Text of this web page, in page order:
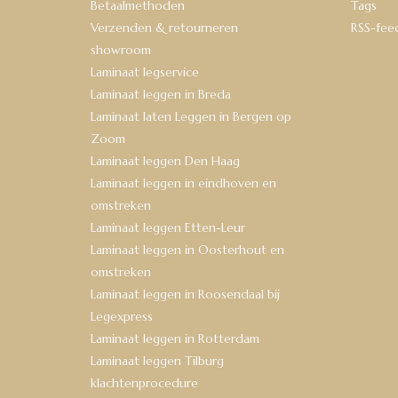
Betaalmethoden
Verzenden & retourneren
showroom
Laminaat legservice
Laminaat leggen in Breda
Laminaat laten Leggen in Bergen op
Zoom
Laminaat leggen Den Haag
Laminaat leggen in eindhoven en
omstreken
Laminaat leggen Etten-Leur
Laminaat leggen in Oosterhout en
omstreken
Laminaat leggen in Roosendaal bij
Legexpress
Laminaat leggen in Rotterdam
Laminaat leggen Tilburg
klachtenprocedure
Tags
RSS-